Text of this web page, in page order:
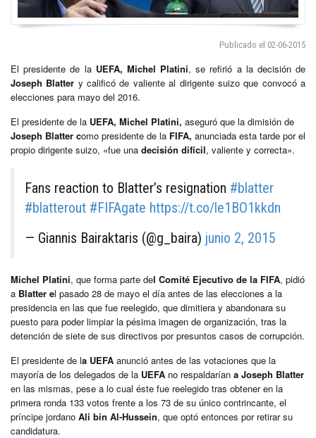
Publicado el 02-06-2015
El presidente de la UEFA, Michel Platini, se refirió a la decisión de
Joseph Blatter y calificó de valiente al dirigente suizo que convocó a
elecciones para mayo del 2016.
El presidente de la UEFA, Michel Platini, aseguró que la dimisión de
Joseph Blatter como presidente de la FIFA, anunciada esta tarde por el
propio dirigente suizo, «fue una decisión difícil, valiente y correcta».
Fans reaction to Blatter’s resignation #blatter
#blatterout #FIFAgate https://t.co/le1BO1kkdn
— Giannis Bairaktaris (@g_baira) junio 2, 2015
Michel Platini, que forma parte del Comité Ejecutivo de la FIFA, pidió
a Blatter el pasado 28 de mayo el día antes de las elecciones a la
presidencia en las que fue reelegido, que dimitiera y abandonara su
puesto para poder limpiar la pésima imagen de organización, tras la
detención de siete de sus directivos por presuntos casos de corrupción.
El presidente de la UEFA anunció antes de las votaciones que la
mayoría de los delegados de la UEFA no respaldarían a Joseph Blatter
en las mismas, pese a lo cual éste fue reelegido tras obtener en la
primera ronda 133 votos frente a los 73 de su único contrincante, el
príncipe jordano Ali bin Al-Hussein, que optó entonces por retirar su
candidatura.